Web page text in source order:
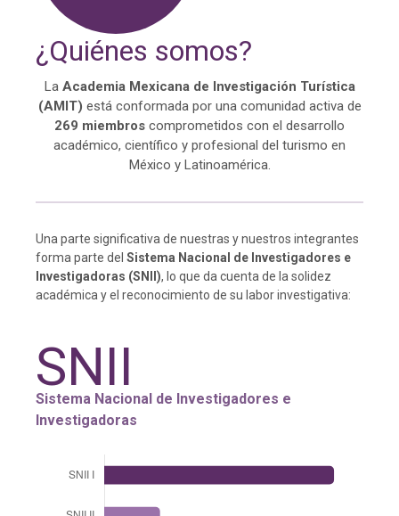
¿Quiénes somos?
La Academia Mexicana de Investigación Turística
(AMIT) está conformada por una comunidad activa de
269 miembros comprometidos con el desarrollo
académico, científico y profesional del turismo en
México y Latinoamérica.
Una parte significativa de nuestras y nuestros integrantes
forma parte del Sistema Nacional de Investigadores e
Investigadoras (SNII), lo que da cuenta de la solidez
académica y el reconocimiento de su labor investigativa:
SNII
Sistema Nacional de Investigadores e
Investigadoras